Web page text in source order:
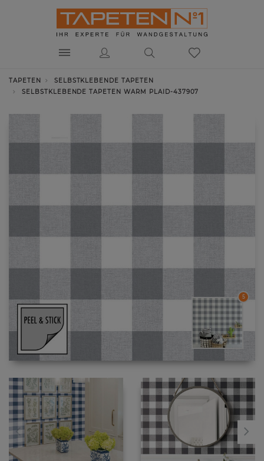
TAPETEN
SELBSTKLEBENDE TAPETEN
SELBSTKLEBENDE TAPETEN WARM PLAID-437907
5